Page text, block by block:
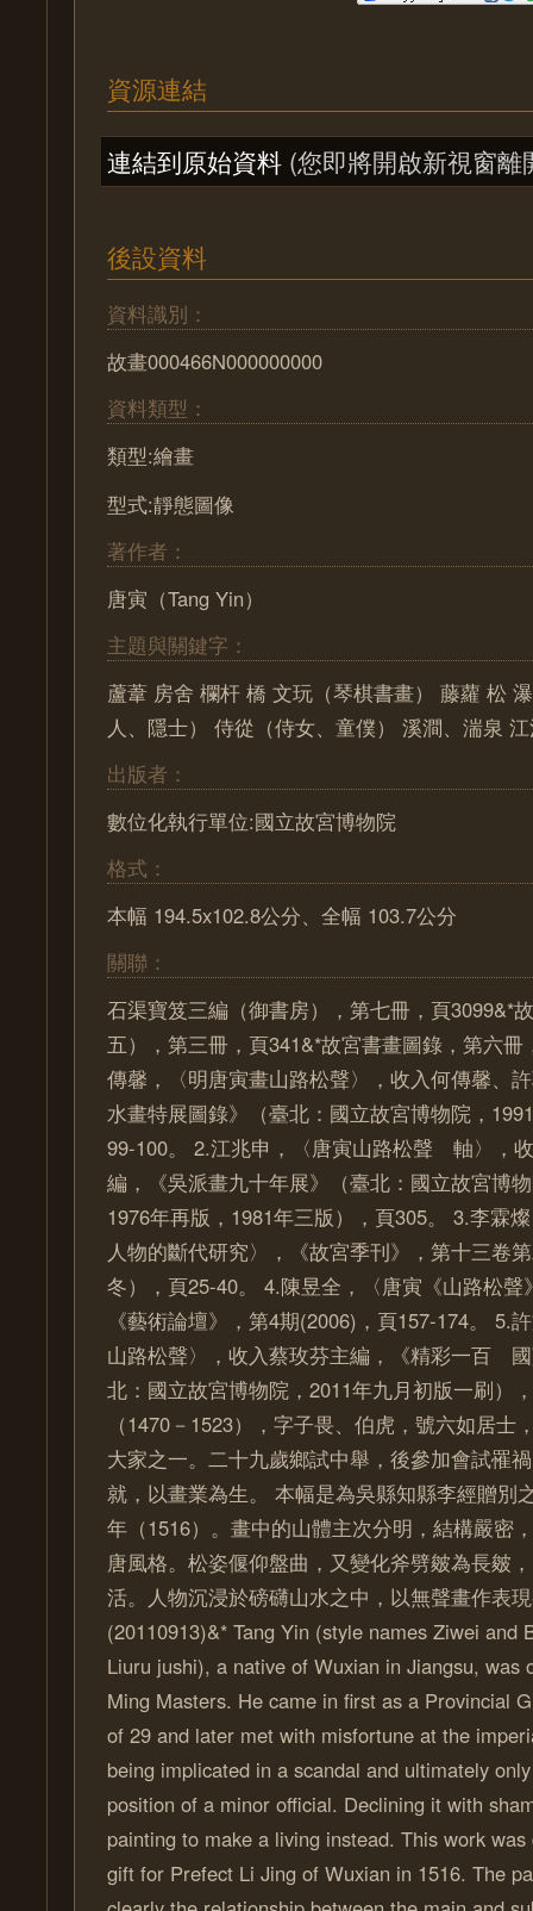
資源連結
連結到原始資料 (您即將開啟新視窗離
後設資料
資料識別：
故畫000466N000000000
資料類型：
類型:繪畫
型式:靜態圖像
著作者：
唐寅（Tang Yin）
主題與關鍵字：
蘆葦 房舍 欄杆 橋 文玩（琴棋書畫） 藤蘿 松
人、隱士） 侍從（侍女、童僕） 溪澗、湍泉
出版者：
數位化執行單位:國立故宮博物院
格式：
本幅 194.5x102.8公分、全幅 103.7公分
關聯：
石渠寶笈三編（御書房），第七冊，頁3099&*
五），第三冊，頁341&*故宮書畫圖錄，第六冊
傳馨，〈明唐寅畫山路松聲〉，收入何傳馨、
水畫特展圖錄》（臺北：國立故宮博物院，
99-100。 2.江兆申，〈唐寅山路松聲 軸〉，
編，《吳派畫九十年展》（臺北：國立故宮博
1976年再版，1981年三版），頁305。 3.李霖
人物的斷代研究〉，《故宮季刊》，第十三卷
冬），頁25-40。 4.陳昱全，〈唐寅《山路松
《藝術論壇》，第4期(2006)，頁157-174。 5.
山路松聲〉，收入蔡玫芬主編，《精彩一百
北：國立故宮博物院，2011年九月初版一刷）
（1470－1523），字子畏、伯虎，號六如居士
大家之一。二十九歲鄉試中舉，後參加會試罹
就，以畫業為生。 本幅是為吳縣知縣李經贈別
年（1516）。畫中的山體主次分明，結構嚴密
唐風格。松姿偃仰盤曲，又變化斧劈皴為長皴
活。人物沉浸於磅礴山水之中，以無聲畫作表
(20110913)&* Tang Yin (style names Ziwei and
Liuru jushi), a native of Wuxian in Jiangsu, was
Ming Masters. He came in first as a Provincial
of 29 and later met with misfortune at the
being implicated in a scandal and ultimately
position of a minor official. Declining it with
painting to make a living instead. This work
gift for Prefect Li Jing of Wuxian in 1516. The